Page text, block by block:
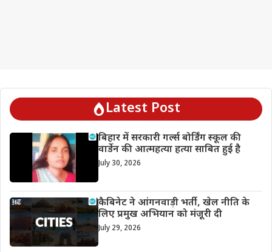
Latest Post
बिहार में सरकारी गर्ल्स बोर्डिंग स्कूल की
वार्डेन की आत्महत्या हत्या साबित हुई है
July 30, 2026
कैबिनेट ने आंगनवाड़ी भर्ती, खेल नीति के
लिए प्रमुख अभियान को मंजूरी दी
July 29, 2026